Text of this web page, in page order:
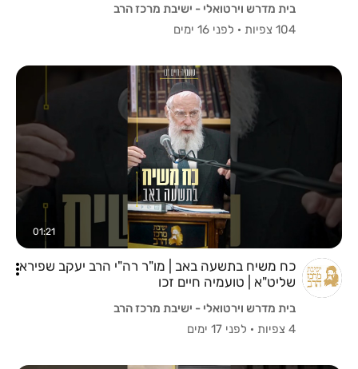
בית מדרש וירטואלי - ישיבת מרכז הרב
104 צפיות
· לפני 16 ימים
01:21
כח משיח בתשעה באב | מו"ר רה"י הרב יעקב שפירא
שליט"א | טועמיה חיים זכו
בית מדרש וירטואלי - ישיבת מרכז הרב
4 צפיות
· לפני 17 ימים